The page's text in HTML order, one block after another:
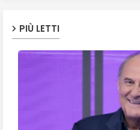
PIÙ LETTI